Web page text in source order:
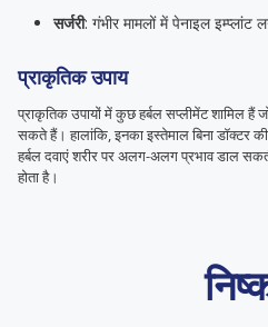
सर्जरी: गंभीर मामलों में पेनाइल इम्प्लांट
प्राकृतिक उपाय
प्राकृतिक उपायों में कुछ हर्बल सप्लीमेंट शामिल हैं
सकते हैं। हालांकि, इनका इस्तेमाल बिना डॉक्टर
हर्बल दवाएं शरीर पर अलग-अलग प्रभाव डाल
होता है।